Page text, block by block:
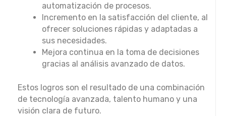
automatización de procesos.
Incremento en la satisfacción del cliente, al
ofrecer soluciones rápidas y adaptadas a
sus necesidades.
Mejora continua en la toma de decisiones
gracias al análisis avanzado de datos.
Estos logros son el resultado de una combinación
de tecnología avanzada, talento humano y una
visión clara de futuro.